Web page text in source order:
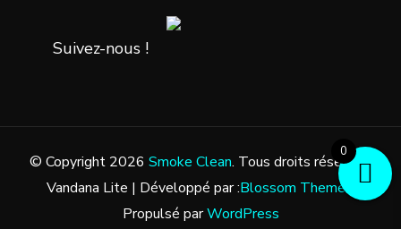
Suivez-nous !
© Copyright 2026 Smoke Clean. Tous droits réservés.
Vandana Lite | Développé par :Blossom Themes
Propulsé parWordPress
0